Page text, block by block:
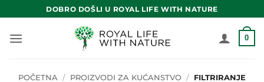
to
content
DOBRO DOŠLI U ROYAL LIFE WITH NATURE
0
POČETNA / PROIZVODI ZA KUĆANSTVO /
FILTRIRANJE